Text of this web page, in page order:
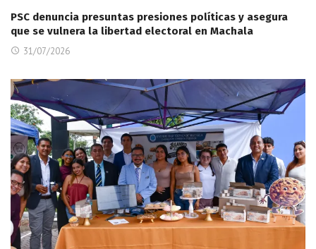
PSC denuncia presuntas presiones políticas y asegura
que se vulnera la libertad electoral en Machala
31/07/2026